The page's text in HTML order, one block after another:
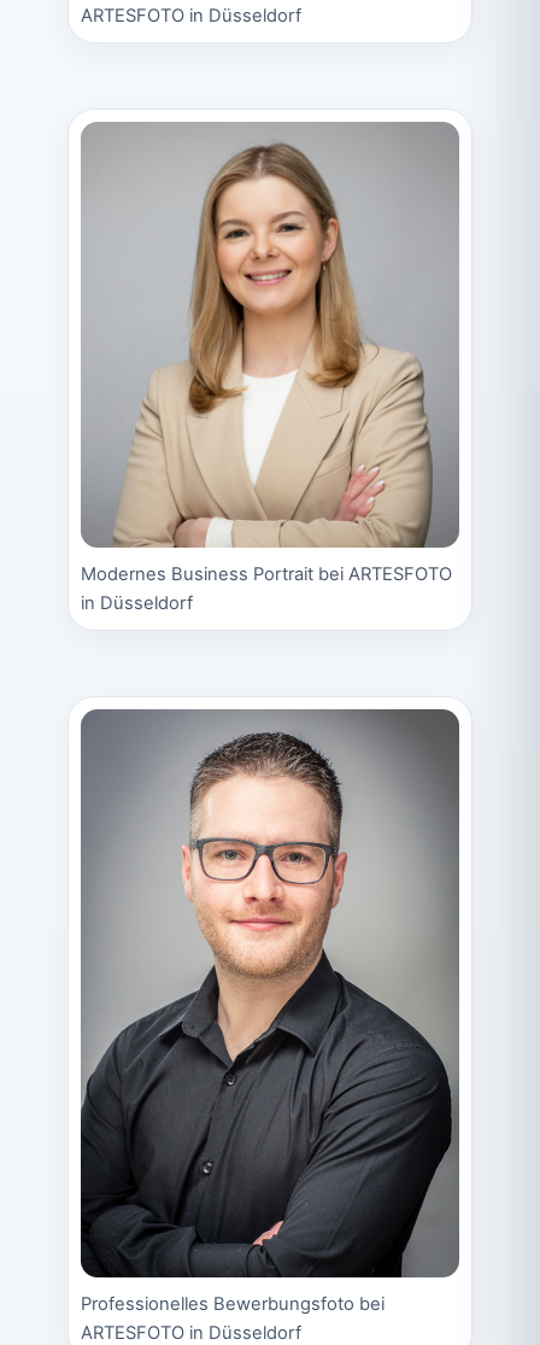
ARTESFOTO in Düsseldorf
Modernes Business Portrait bei ARTESFOTO
in Düsseldorf
Professionelles Bewerbungsfoto bei
ARTESFOTO in Düsseldorf